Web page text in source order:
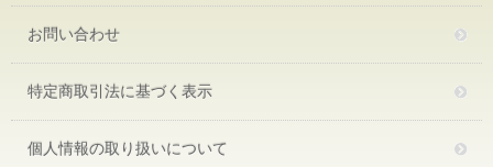
お問い合わせ
特定商取引法に基づく表示
個人情報の取り扱いについて